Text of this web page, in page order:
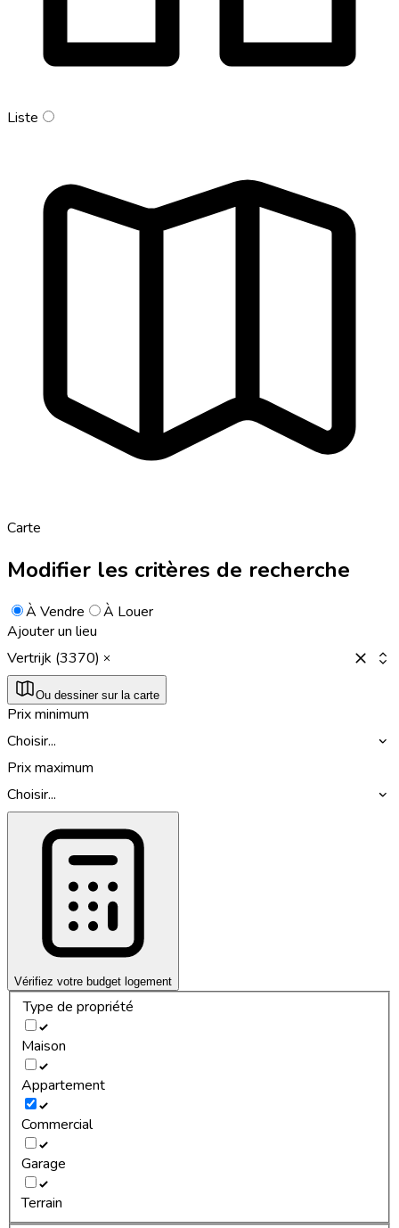
Liste
Carte
Modifier les critères de recherche
À Vendre
À Louer
Ajouter un lieu
Vertrijk (3370)
Ou dessiner sur la carte
Prix minimum
Choisir...
Prix maximum
Choisir...
Vérifiez votre budget logement
Type de propriété
Maison
Appartement
Commercial
Garage
Terrain